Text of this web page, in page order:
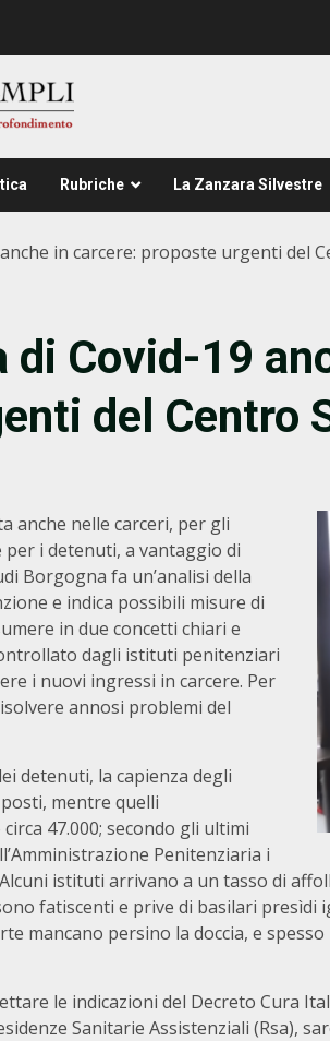
Rubriche La Zanzara Silvestre
in carcere: proposte urgenti del
di Covid-19
del Centro
anche nelle carceri, per gli
i detenuti, a vantaggio di
Borgogna fa un’analisi della
e indica possibili misure di
in due concetti chiari e
dagli istituti penitenziari
i nuovi ingressi in carcere. Per
annosi problemi del
detenuti, la capienza degli
mentre quelli
47.000; secondo gli ultimi
Penitenziaria i
istituti arrivano a un tasso di
fatiscenti e prive di basilari presìdi
mancano persino la doccia, e
le indicazioni del Decreto Cura
Sanitarie Assistenziali (Rsa),